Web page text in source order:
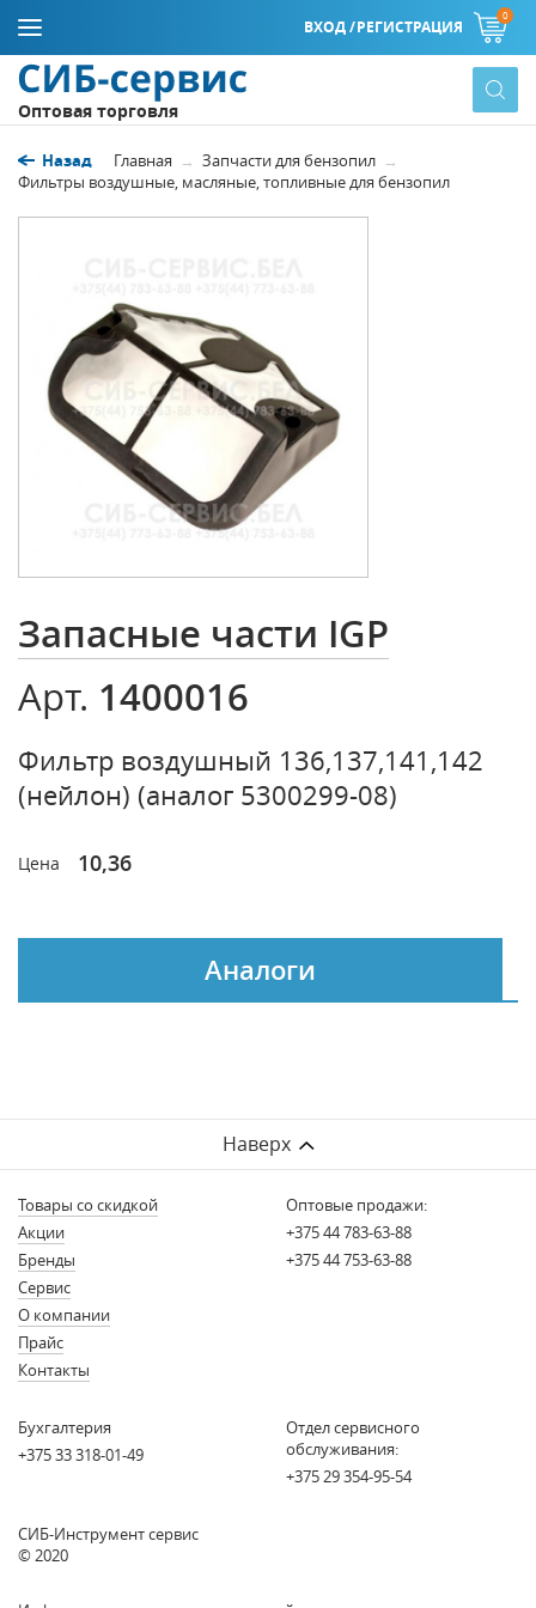
ВХОД /РЕГИСТРАЦИЯ
0
Оптовая торговля
Назад Главная
Запчасти для бензопил
Фильтры воздушные, масляные, топливные для бензопил
Запасные части IGP
Арт. 1400016
Фильтр воздушный 136,137,141,142
(нейлон) (аналог 5300299-08)
Цена 10,36
Аналоги
Наверх
Товары со скидкой
Акции
Бренды
Сервис
О компании
Прайс
Контакты
Оптовые продажи:
+375 44 783-63-88
+375 44 753-63-88
Бухгалтерия
+375 33 318-01-49
Отдел сервисного
обслуживания:
+375 29 354-95-54
СИБ-Инструмент сервис
© 2020